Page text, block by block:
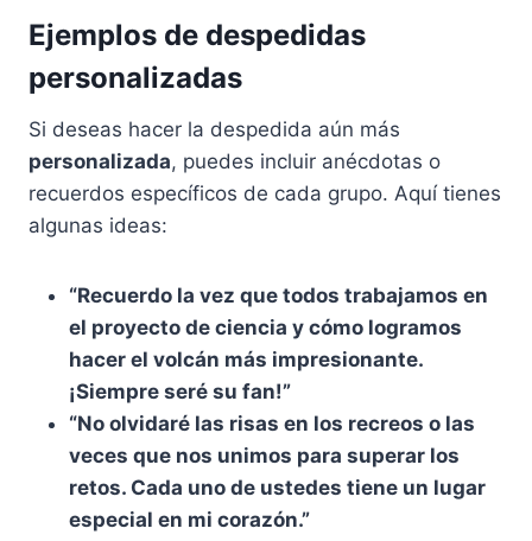
Ejemplos de despedidas
personalizadas
Si deseas hacer la despedida aún más
personalizada, puedes incluir anécdotas o
recuerdos específicos de cada grupo. Aquí tienes
algunas ideas:
“Recuerdo la vez que todos trabajamos en
el proyecto de ciencia y cómo logramos
hacer el volcán más impresionante.
¡Siempre seré su fan!”
“No olvidaré las risas en los recreos o las
veces que nos unimos para superar los
retos. Cada uno de ustedes tiene un lugar
especial en mi corazón.”